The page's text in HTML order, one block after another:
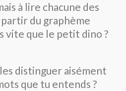
à lire chacune des
du graphème
vite que le petit dino ?
distinguer aisément
que tu entends ?